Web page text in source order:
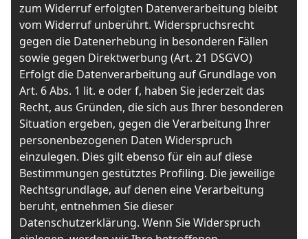
zum Widerruf erfolgten Datenverarbeitung bleibt
vom Widerruf unberührt. Widerspruchsrecht
gegen die Datenerhebung in besonderen Fällen
sowie gegen Direktwerbung (Art. 21 DSGVO)
Erfolgt die Datenverarbeitung auf Grundlage von
Art. 6 Abs. 1 lit. e oder f, haben Sie jederzeit das
Recht, aus Gründen, die sich aus Ihrer besonderen
Situation ergeben, gegen die Verarbeitung Ihrer
personenbezogenen Daten Widerspruch
einzulegen. Dies gilt ebenso für ein auf diese
Bestimmungen gestütztes Profiling. Die jeweilige
Rechtsgrundlage, auf denen eine Verarbeitung
beruht, entnehmen Sie dieser
Datenschutzerklärung. Wenn Sie Widerspruch